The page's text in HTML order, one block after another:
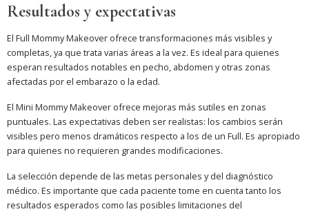
Resultados y expectativas
El Full Mommy Makeover ofrece transformaciones más visibles y
completas, ya que trata varias áreas a la vez. Es ideal para quienes
esperan resultados notables en pecho, abdomen y otras zonas
afectadas por el embarazo o la edad.
El Mini Mommy Makeover ofrece mejoras más sutiles en zonas
puntuales. Las expectativas deben ser realistas: los cambios serán
visibles pero menos dramáticos respecto a los de un Full. Es apropiado
para quienes no requieren grandes modificaciones.
La selección depende de las metas personales y del diagnóstico
médico. Es importante que cada paciente tome en cuenta tanto los
resultados esperados como las posibles limitaciones del